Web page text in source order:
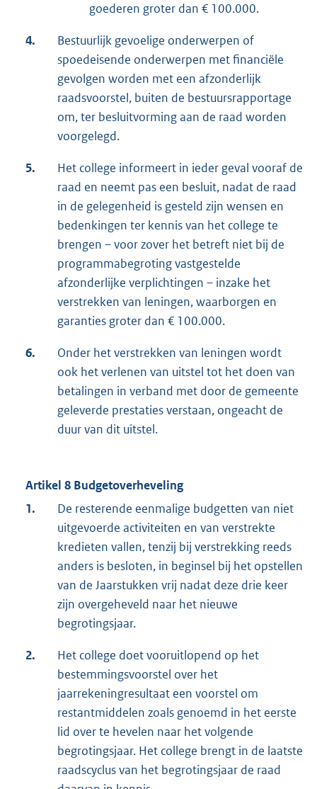
goederen groter dan € 100.000.
4.
Bestuurlijk gevoelige onderwerpen of
spoedeisende onderwerpen met financiële
gevolgen worden met een afzonderlijk
raadsvoorstel, buiten de bestuursrapportage
om, ter besluitvorming aan de raad worden
voorgelegd.
5.
Het college informeert in ieder geval vooraf de
raad en neemt pas een besluit, nadat de raad
in de gelegenheid is gesteld zijn wensen en
bedenkingen ter kennis van het college te
brengen – voor zover het betreft niet bij de
programmabegroting vastgestelde
afzonderlijke verplichtingen – inzake het
verstrekken van leningen, waarborgen en
garanties groter dan € 100.000.
6.
Onder het verstrekken van leningen wordt
ook het verlenen van uitstel tot het doen van
betalingen in verband met door de gemeente
geleverde prestaties verstaan, ongeacht de
duur van dit uitstel.
Artikel 8 Budgetoverheveling
1.
De resterende eenmalige budgetten van niet
uitgevoerde activiteiten en van verstrekte
kredieten vallen, tenzij bij verstrekking reeds
anders is besloten, in beginsel bij het opstellen
van de Jaarstukken vrij nadat deze drie keer
zijn overgeheveld naar het nieuwe
begrotingsjaar.
2.
Het college doet vooruitlopend op het
bestemmingsvoorstel over het
jaarrekeningresultaat een voorstel om
restantmiddelen zoals genoemd in het eerste
lid over te hevelen naar het volgende
begrotingsjaar. Het college brengt in de laatste
raadscyclus van het begrotingsjaar de raad